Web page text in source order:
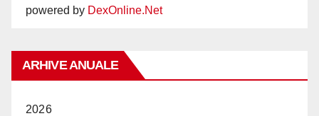
powered by DexOnline.Net
ARHIVE ANUALE
2026